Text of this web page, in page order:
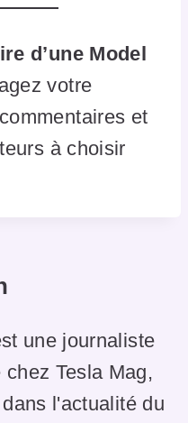
d’une Model
votre
et
à choisir
une journaliste
chez Tesla Mag,
l'actualité du